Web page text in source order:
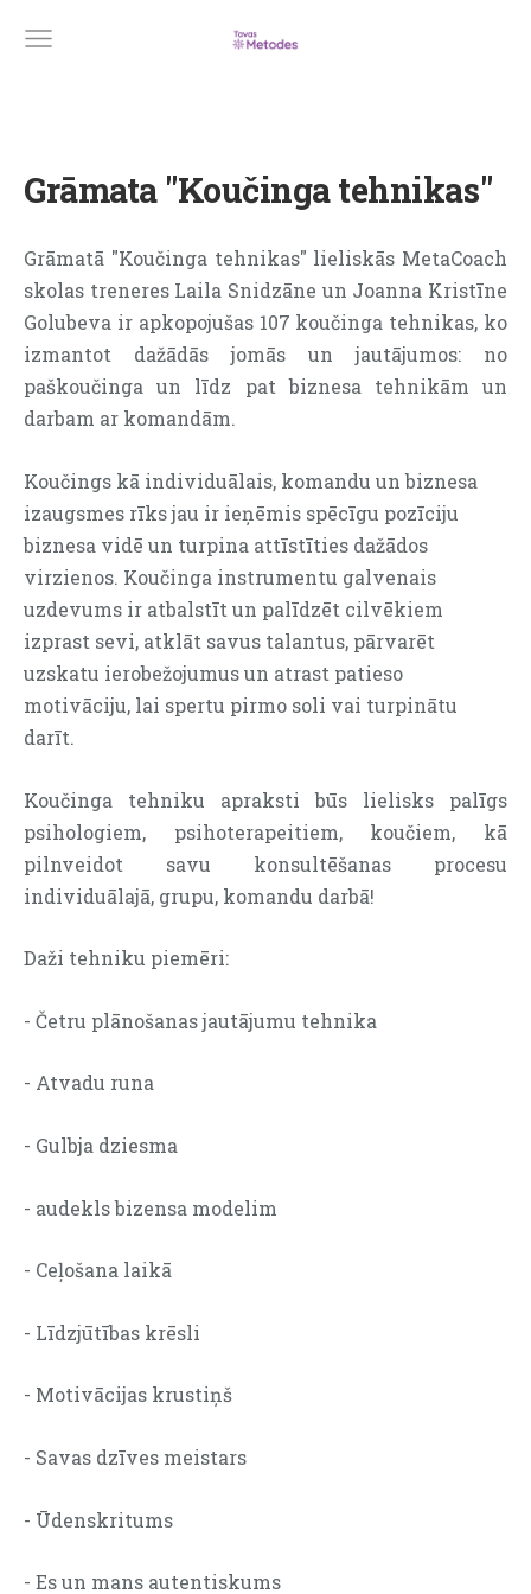
Grāmata "Koučinga tehnikas"
Grāmatā "Koučinga tehnikas" lieliskās MetaCoach
skolas treneres Laila Snidzāne un Joanna Kristīne
Golubeva ir apkopojušas 107 koučinga tehnikas, ko
izmantot dažādās jomās un jautājumos: no
paškoučinga un līdz pat biznesa tehnikām un
darbam ar komandām.
Koučings kā individuālais, komandu un biznesa
izaugsmes rīks jau ir ieņēmis spēcīgu pozīciju
biznesa vidē un turpina attīstīties dažādos
virzienos. Koučinga instrumentu galvenais
uzdevums ir atbalstīt un palīdzēt cilvēkiem
izprast sevi, atklāt savus talantus, pārvarēt
uzskatu ierobežojumus un atrast patieso
motivāciju, lai spertu pirmo soli vai turpinātu
darīt.
Koučinga tehniku apraksti būs lielisks palīgs
psihologiem, psihoterapeitiem, koučiem, kā
pilnveidot savu konsultēšanas procesu
individuālajā, grupu, komandu darbā!
Daži tehniku piemēri:
- Četru plānošanas jautājumu tehnika
- Atvadu runa
- Gulbja dziesma
- audekls bizensa modelim
- Ceļošana laikā
- Līdzjūtības krēsli
- Motivācijas krustiņš
- Savas dzīves meistars
- Ūdenskritums
- Es un mans autentiskums